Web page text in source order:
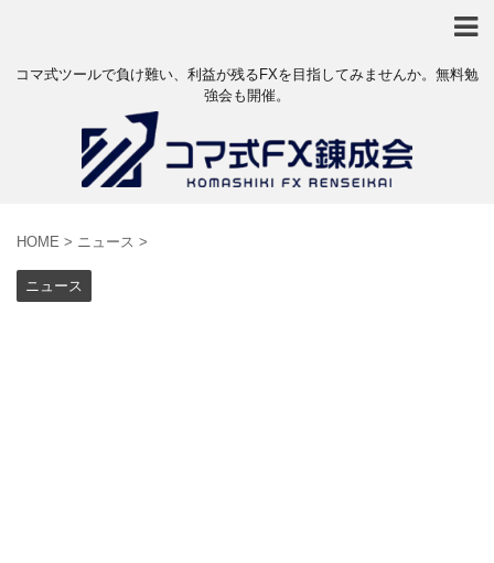
コマ式ツールで負け難い、利益が残るFXを目指してみませんか。無料勉
強会も開催。
HOME > ニュース >
ニュース